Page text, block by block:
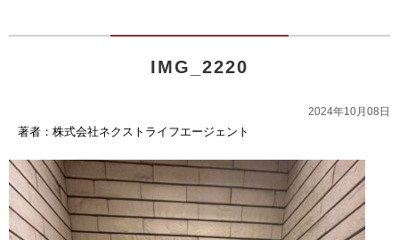
on line9
: Attempt to read property
/home/cmspro15/
agent.com/public_html/
on line9
IMG_2220
2024年10月08日
著者：株式会社ネクストライフエージェント